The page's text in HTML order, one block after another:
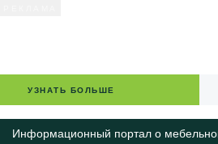
УЗНАТЬ БОЛЬШЕ
Информационный портал о